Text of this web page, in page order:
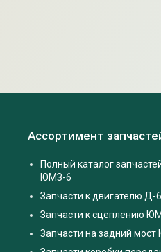
Ассортимент
Полный каталог
ЮМЗ-6
Запчасти к двигателю Д-
Запчасти к сцеплению
Запчасти на задний